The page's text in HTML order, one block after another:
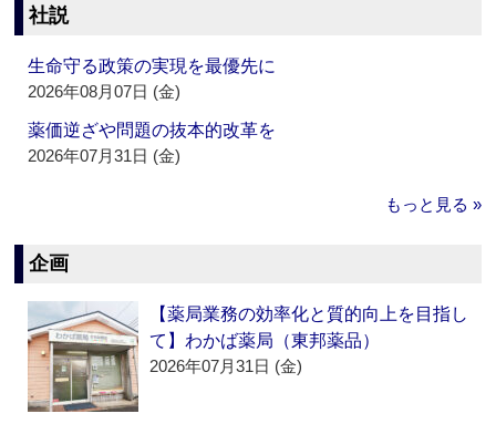
社説
生命守る政策の実現を最優先に
2026年08月07日 (金)
薬価逆ざや問題の抜本的改革を
2026年07月31日 (金)
もっと見る »
企画
【薬局業務の効率化と質的向上を目指し
て】わかば薬局（東邦薬品）
2026年07月31日 (金)